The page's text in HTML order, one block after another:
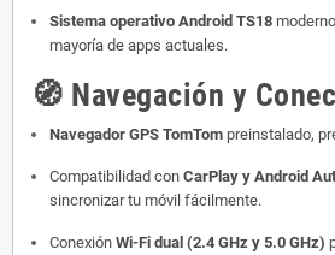
Sistema operativo Android TS18
mayoría de apps actuales.
🧭 Navegación y
Navegador GPS TomTom preinstalado,
Compatibilidad con CarPlay y Android
sincronizar tu móvil fácilmente.
Conexión Wi-Fi dual (2.4 GHz y 5.0 GHz)